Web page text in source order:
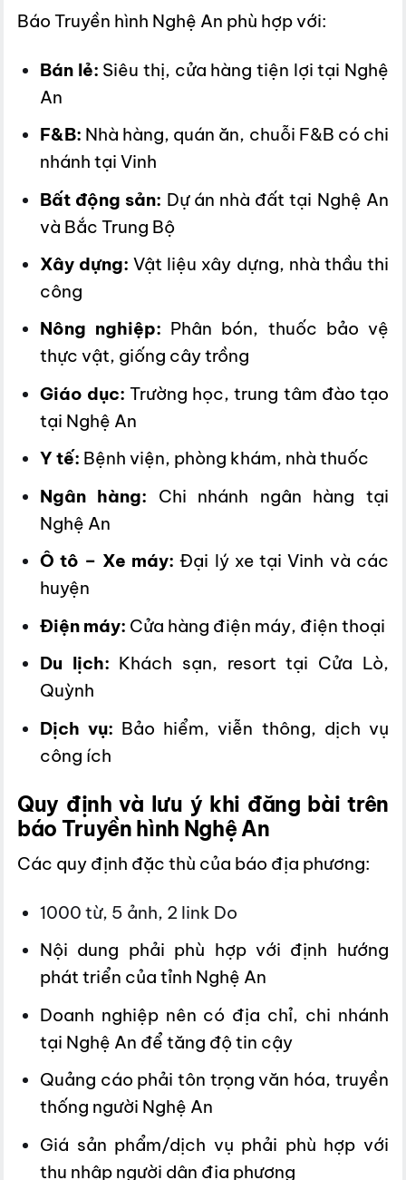
Báo Truyền hình Nghệ An phù hợp với:
Bán lẻ: Siêu thị, cửa hàng tiện lợi tại Nghệ
An
F&B: Nhà hàng, quán ăn, chuỗi F&B có chi
nhánh tại Vinh
Bất động sản: Dự án nhà đất tại Nghệ An
và Bắc Trung Bộ
Xây dựng: Vật liệu xây dựng, nhà thầu thi
công
Nông nghiệp: Phân bón, thuốc bảo vệ
thực vật, giống cây trồng
Giáo dục: Trường học, trung tâm đào tạo
tại Nghệ An
Y tế: Bệnh viện, phòng khám, nhà thuốc
Ngân hàng: Chi nhánh ngân hàng tại
Nghệ An
Ô tô – Xe máy: Đại lý xe tại Vinh và các
huyện
Điện máy: Cửa hàng điện máy, điện thoại
Du lịch: Khách sạn, resort tại Cửa Lò,
Quỳnh
Dịch vụ: Bảo hiểm, viễn thông, dịch vụ
công ích
Quy định và lưu ý khi đăng bài trên
báo Truyền hình Nghệ An
Các quy định đặc thù của báo địa phương:
1000 từ, 5 ảnh, 2 link Do
Nội dung phải phù hợp với định hướng
phát triển của tỉnh Nghệ An
Doanh nghiệp nên có địa chỉ, chi nhánh
tại Nghệ An để tăng độ tin cậy
Quảng cáo phải tôn trọng văn hóa, truyền
thống người Nghệ An
Giá sản phẩm/dịch vụ phải phù hợp với
thu nhập người dân địa phương